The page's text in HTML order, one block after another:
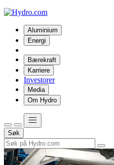
Aluminium
Energi
Bærekraft
Karriere
Investorer
Media
Om Hydro
Søk